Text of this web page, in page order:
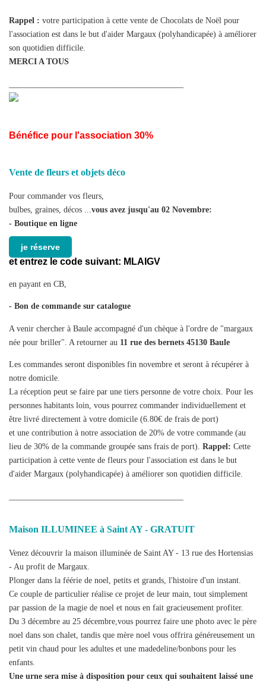
Rappel : votre participation à cette vente de Chocolats de Noël pour
l'association est dans le but d'aider Margaux (polyhandicapée) à améliorer
son quotidien difficile.
MERCI A TOUS
Bénéfice pour l'association 30%
Vente de fleurs et objets déco
Pour commander vos fleurs,
bulbes, graines, décos ...vous avez jusqu'au 02 Novembre:
- Boutique en ligne
je réserve
et entrez le code suivant: MLAIGV
en payant en CB,
- Bon de commande sur catalogue
A venir chercher à Baule accompagné d'un chèque à l'ordre de "margaux
née pour briller". A retourner au 11 rue des bernets 45130 Baule
Les commandes seront disponibles fin novembre et seront à récupérer à
notre domicile.
La réception peut se faire par une tiers personne de votre choix. Pour les
personnes habitants loin, vous pourrez commander individuellement et
être livré directement à votre domicile (6.80€ de frais de port)
et une contribution à notre association de 20% de votre commande (au
lieu de 30% de la commande groupée sans frais de port). Rappel: Cette
participation à cette vente de fleurs pour l'association est dans le but
d'aider Margaux (polyhandicapée) à améliorer son quotidien difficile.
Maison ILLUMINEE à Saint AY - GRATUIT
Venez découvrir la maison illuminée de Saint AY - 13 rue des Hortensias
- Au profit de Margaux.
Plonger dans la féérie de noel, petits et grands, l'histoire d'un instant.
Ce couple de particulier réalise ce projet de leur main, tout simplement
par passion de la magie de noel et nous en fait gracieusement profiter.
Du 3 décembre au 25 décembre,vous pourrez faire une photo avec le père
noel dans son chalet, tandis que mère noel vous offrira généreusement un
petit vin chaud pour les adultes et une madedeline/bonbons pour les
enfants.
Une urne sera mise à disposition pour ceux qui souhaitent laissé une